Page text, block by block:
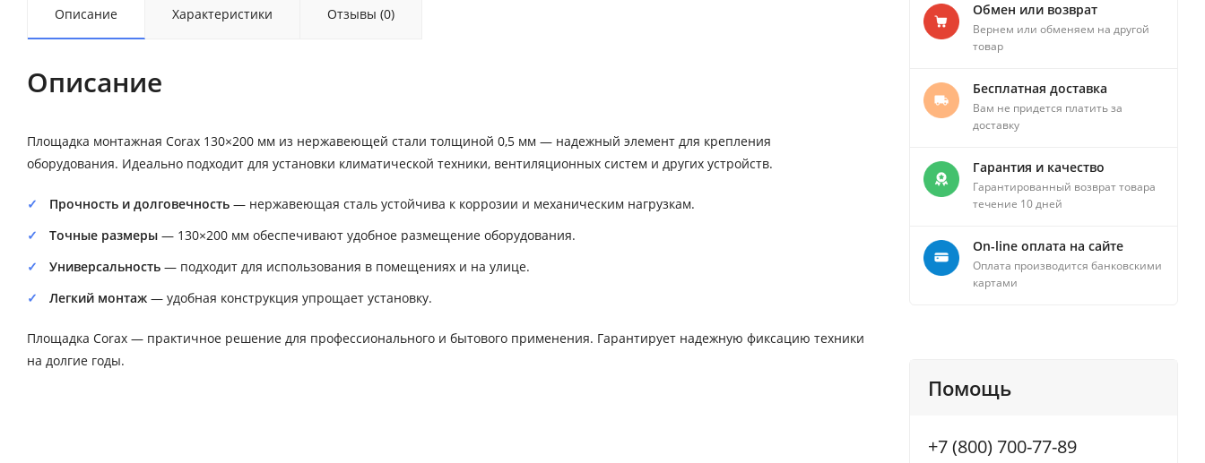
Описание Характеристики Отзывы (0)
Описание
Площадка монтажная Corax 130×200 мм из нержавеющей стали толщиной 0,5 мм — надежный элемент для крепления
оборудования. Идеально подходит для установки климатической техники, вентиляционных систем и других устройств.
Прочность и долговечность — нержавеющая сталь устойчива к коррозии и механическим нагрузкам.
Точные размеры — 130×200 мм обеспечивают удобное размещение оборудования.
Универсальность — подходит для использования в помещениях и на улице.
Легкий монтаж — удобная конструкция упрощает установку.
Площадка Corax — практичное решение для профессионального и бытового применения. Гарантирует надежную фиксацию техники
на долгие годы.
Обмен или возврат
Вернем или обменяем на другой
товар
Бесплатная доставка
Вам не придется платить за
доставку
Гарантия и качество
Гарантированный возврат товара
течение 10 дней
On-line оплата на сайте
Оплата производится банковскими
картами
Помощь
+7 (800) 700-77-89